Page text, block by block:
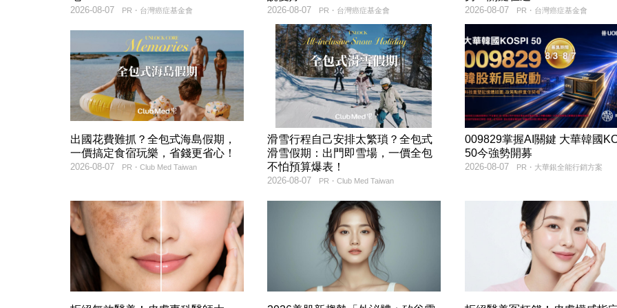
PR・台灣癌症基金會
2026-08-07 PR・台灣癌症基金會
2026-08-07 PR・台灣癌症基金會
2026-08-07
出國花費難抓？全包式海島假期，
一價搞定食宿玩樂，省錢更省心！
PR・Club Med Taiwan
2026-08-07
滑雪行程自己安排太繁瑣？全包式
滑雪假期：出門即雪場，一價全包
不怕預算爆表！
PR・Club Med Taiwan
2026-08-07
009829掌握AI關鍵 大華韓國
50今強勢開募
PR・大華銀全能行銷方案
2026-08-07